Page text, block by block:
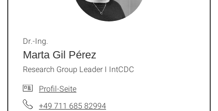
Marta Gil Pérez
Dr.-Ing.
Research Group Leader I IntCDC
Profil-Seite
+49 711 685 82994